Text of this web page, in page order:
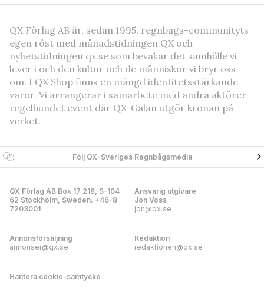
QX Förlag AB är, sedan 1995, regnbågs-communityts
egen röst med månadstidningen QX och
nyhetstidningen qx.se som bevakar det samhälle vi
lever i och den kultur och de människor vi bryr oss
om. I QX Shop finns en mängd identitetsstärkande
varor. Vi arrangerar i samarbete med andra aktörer
regelbundet event där QX-Galan utgör kronan på
verket.
Följ QX-Sveriges Regnbågsmedia
QX Förlag AB Box 17 218, S-104
62 Stockholm, Sweden. +46-8
7203001
Ansvarig utgivare
Jon Voss
jon@qx.se
Annonsförsäljning
annonser@qx.se
Redaktion
redaktionen@qx.se
Hantera cookie-samtycke